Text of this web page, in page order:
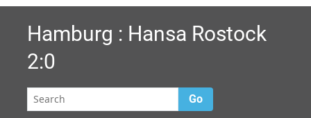
Hamburg : Hansa Rostock
2:0
Go